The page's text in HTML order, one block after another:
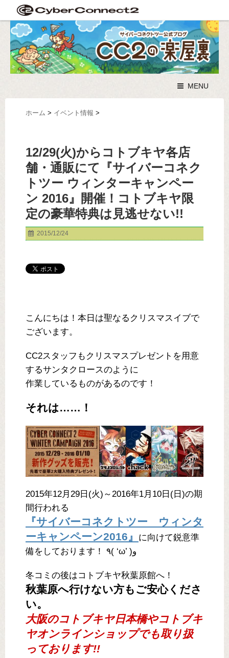
MENU
ホーム > イベント情報 >
12/29(火)からコトブキヤ各店
舗・通販にて『サイバーコネク
トツー ウィンターキャンペー
ン 2016』開催！コトブキヤ限
定の豪華特典は見逃せない!!
2015/12/24
こんにちは！本日は聖なるクリスマスイブで
ございます。
CC2スタッフもクリスマスプレゼントを用意
するサンタクロースのように
作業しているものがあるのです！
それは……！
2015年12月29日(火)～2016年1月10日(日)の期
間行われる
『サイバーコネクトツー ウィンタ
ーキャンペーン2016』
に向けて鋭意準
備をしております！ ٩( ‘ω’ )و
冬コミの後はコトブキヤ秋葉原館へ！
秋葉原へ行けない方もご安心くださ
い。
大阪のコトブキヤ日本橋やコトブキ
ヤオンラインショップでも取り扱
っております!!